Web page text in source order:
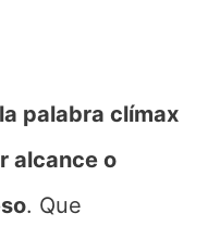
la palabra clímax
alcance o
. Que